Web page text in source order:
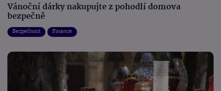
Vánoční dárky nakupujte z pohodlí domova
bezpečně
Bezpečnost Finance